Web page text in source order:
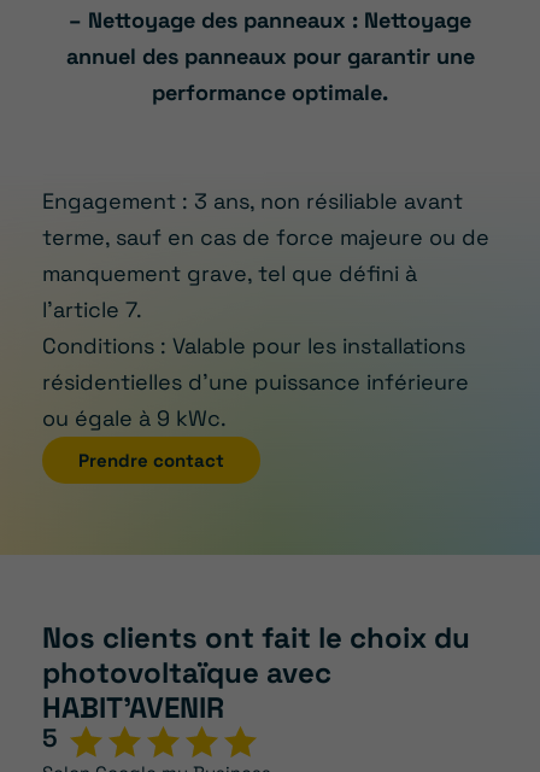
– Nettoyage des panneaux : Nettoyage
annuel des panneaux pour garantir une
performance optimale.
Engagement : 3 ans, non résiliable avant
terme, sauf en cas de force majeure ou de
manquement grave, tel que défini à
l’article 7.
Conditions : Valable pour les installations
résidentielles d’une puissance inférieure
ou égale à 9 kWc.
Prendre contact
Nos clients ont fait le choix du
photovoltaïque avec
HABIT’AVENIR
5